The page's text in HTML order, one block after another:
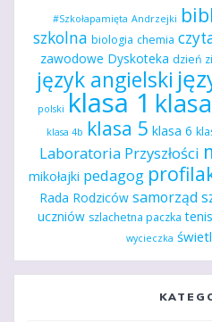
#Szkołapamięta Andrzejki
szkolna biologia chemia
zawodowe Dyskoteka dzień
język angielski
polski klasa 1
klasa 4b klasa 5 klasa 6
Laboratoria Przyszłości
mikołajki pedagog
Rada Rodziców samorząd
uczniów szlachetna paczka
wycieczka